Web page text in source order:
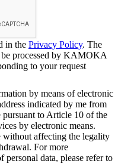
in the Privacy Policy. The
processed by KAMOKA
to your request
by means of electronic
indicated by me from
to Article 10 of the
by electronic means.
without affecting the legality
For more
data, please refer to